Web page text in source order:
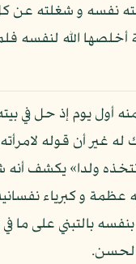
نفسه و شغلته عن
أخلصها الله لنفسه
أول يوم إذ حل في بيته
غير أن قوله
ولدا» يكشف أنه
عظمة و كبرياء
بنفسه بالتبني على